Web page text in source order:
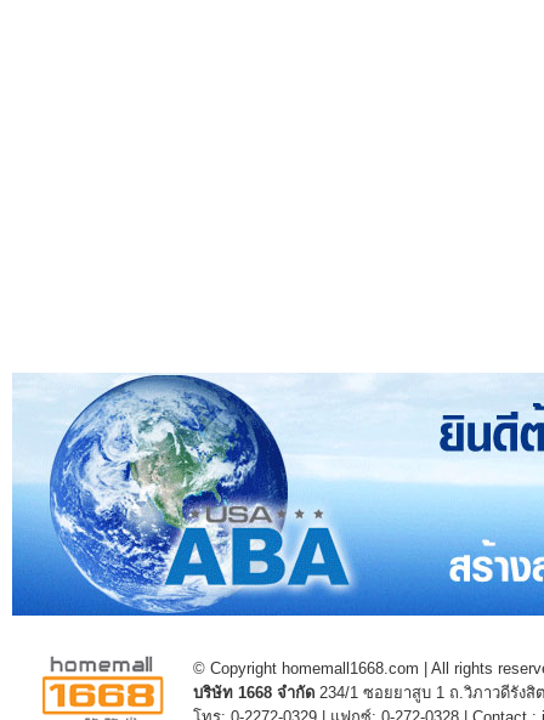
© Copyright homemall1668.com | All rights
บริษัท 1668 จำกัด 234/1 ซอยยาสูบ 1 ถ.วิภาวดีรัง